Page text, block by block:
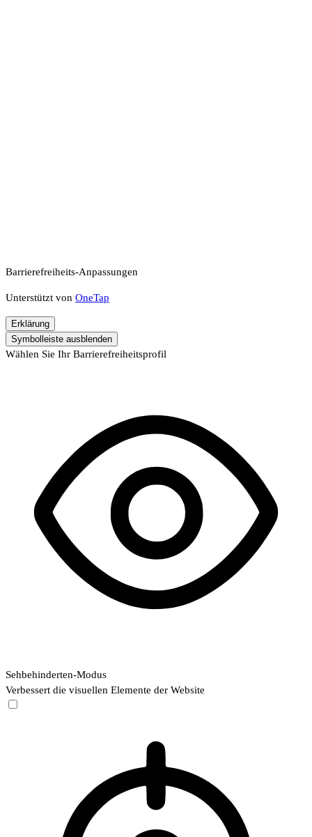
Barrierefreiheits-Anpassungen
Unterstützt von OneTap
Erklärung
Symbolleiste ausblenden
Wählen Sie Ihr Barrierefreiheitsprofil
Sehbehinderten-Modus
Verbessert die visuellen Elemente der Website